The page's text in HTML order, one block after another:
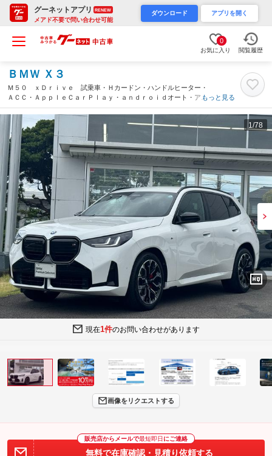
グーネットアプリ RENEW
メアド不要で問い合わせ可能
ダウンロード アプリを開く
0
お気に入り 閲覧履歴
ＢＭＷ Ｘ３
Ｍ５０ ｘＤｒｉｖｅ 試乗車・Ｈカードン・ハンドルヒーター・
ＡＣＣ・ＡｐｐｌｅＣａｒＰｌａｙ・ａｎｄｒｏｉｄオート・アン
ビエントライト・全方位カメラ・ＨＵＤ・シートエアコン・純正Ｔ
Ｖ・プライバシーガラス・ミラーＥＴＣ（静岡県）
もっと見る
1 /78
現在1件のお問い合わせがあります
画像をリクエストする
販売店からメールで最短即日 にご連絡
無料で在庫確認・見積り依頼する